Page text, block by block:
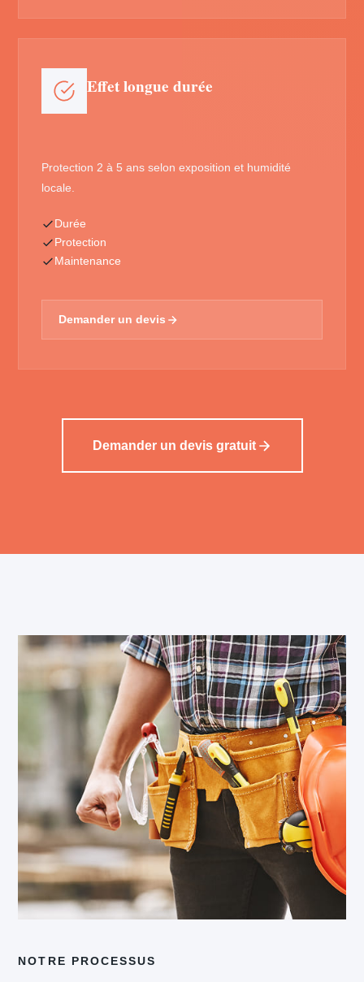
Effet longue durée
Protection 2 à 5 ans selon exposition et humidité
locale.
Durée
Protection
Maintenance
Demander un devis
Demander un devis gratuit
NOTRE PROCESSUS